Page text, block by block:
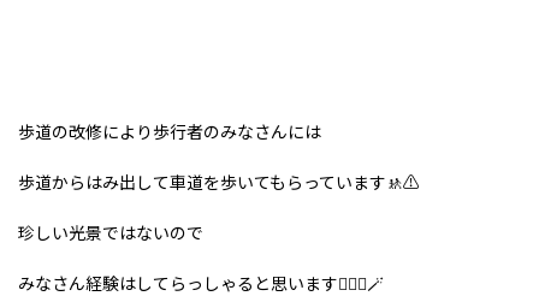
歩道の改修により歩行者のみなさんには
歩道からはみ出して車道を歩いてもらっています🚸⚠️
珍しい光景ではないので
みなさん経験はしてらっしゃると思います👮🏻‍♂️🪄